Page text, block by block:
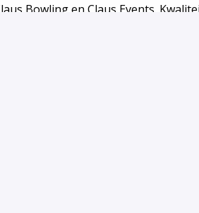
Bowling en Claus Events.